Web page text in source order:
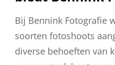
Bij Bennink Fotografie
soorten fotoshoots
diverse behoeften van